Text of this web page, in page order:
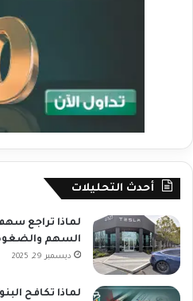
أحدث التحليلات
لماذا تراجع
السهم والضغوط
ديسمبر 29, 2025
لماذا تكافح